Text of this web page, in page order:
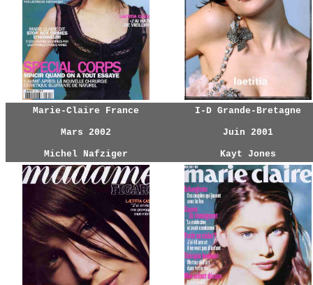
Marie-Claire France
Mars 2002
Michel Nafziger
I-D Grande-Bretagne
Juin 2001
Kayt Jones